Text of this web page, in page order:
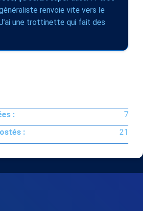
renvoie vite vers le
une trottinette qui fait des
:
7
:
21